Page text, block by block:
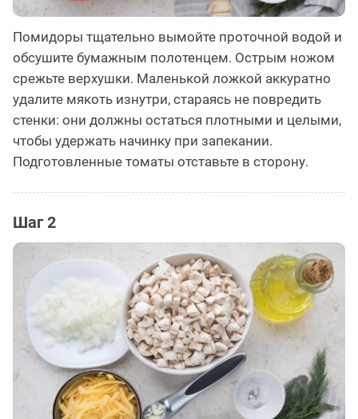
Помидоры тщательно вымойте проточной водой и
обсушите бумажным полотенцем. Острым ножом
срежьте верхушки. Маленькой ложкой аккуратно
удалите мякоть изнутри, стараясь не повредить
стенки: они должны остаться плотными и целыми,
чтобы удержать начинку при запекании.
Подготовленные томаты отставьте в сторону.
Шаг 2